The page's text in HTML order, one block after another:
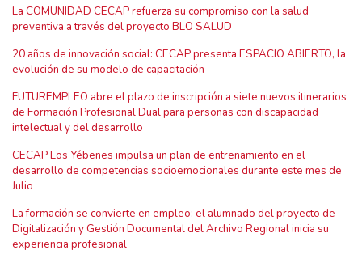
La COMUNIDAD CECAP refuerza su compromiso con la salud
preventiva a través del proyecto BLO SALUD
20 años de innovación social: CECAP presenta ESPACIO ABIERTO, la
evolución de su modelo de capacitación
FUTUREMPLEO abre el plazo de inscripción a siete nuevos itinerarios
de Formación Profesional Dual para personas con discapacidad
intelectual y del desarrollo
CECAP Los Yébenes impulsa un plan de entrenamiento en el
desarrollo de competencias socioemocionales durante este mes de
Julio
La formación se convierte en empleo: el alumnado del proyecto de
Digitalización y Gestión Documental del Archivo Regional inicia su
experiencia profesional